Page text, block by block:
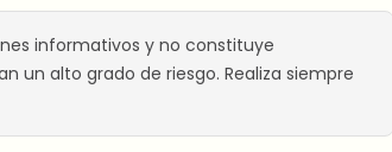
informativos y no constituye
un alto grado de riesgo. Realiza siempre